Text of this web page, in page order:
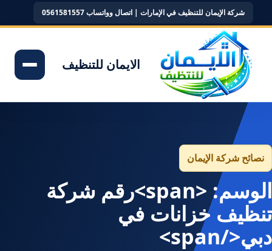
شركة الإيمان للتنظيف في الإمارات | اتصال وواتساب 0561581557
الايمان للتنظيف
نصائح شركة الإيمان
الوسم: <span>رقم شركة
تنظيف خزانات في
دبي</span>